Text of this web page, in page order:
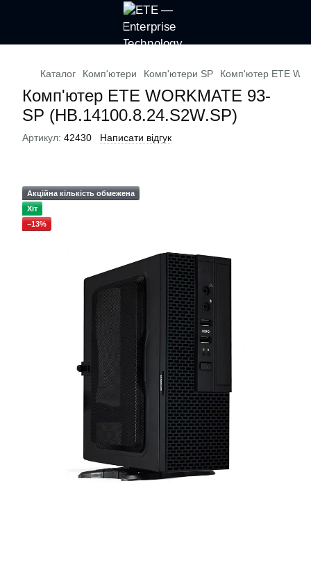
Каталог Комп'ютери Комп'ютери SP Комп'ютер ETE
Комп'ютер ETE WORKMATE 93-
SP (HB.14100.8.24.S2W.SP)
Артикул: 42430 Написати відгук
Акційна кількість обмежена
Хіт
−13%